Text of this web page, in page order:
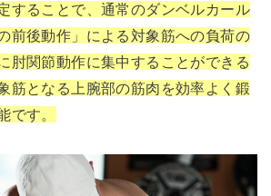
することで、通常のダンベルカール
前後動作」による対象筋への負荷の
肘関節動作に集中することができる
筋となる上腕部の筋肉を効率よく鍛
です。